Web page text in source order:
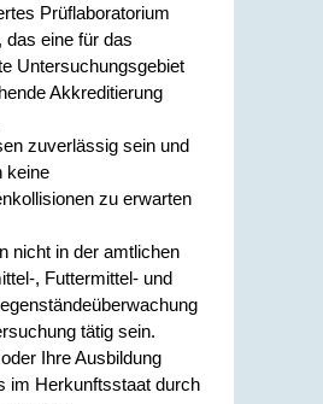
Prüflaboratorium
das eine für das
Untersuchungsgebiet
Akkreditierung
zuverlässig sein und
keine
zu erwarten
nicht in der amtlichen
, Futtermittel- und
tätig sein.
Ihre Ausbildung
im Herkunftsstaat durch